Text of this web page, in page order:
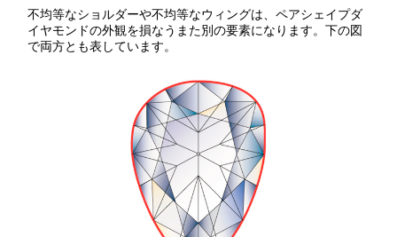
不均等なショルダーや不均等なウィングは、ペアシェイプダ
イヤモンドの外観を損なうまた別の要素になります。下の図
で両方とも表しています。